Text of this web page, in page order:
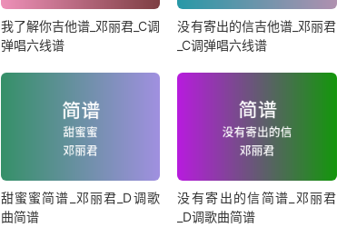
我了解你吉他谱_邓丽君_C调
弹唱六线谱
没有寄出的信吉他谱_邓丽君
_C调弹唱六线谱
甜蜜蜜简谱_邓丽君_D调歌
曲简谱
没有寄出的信简谱_邓丽君
_D调歌曲简谱